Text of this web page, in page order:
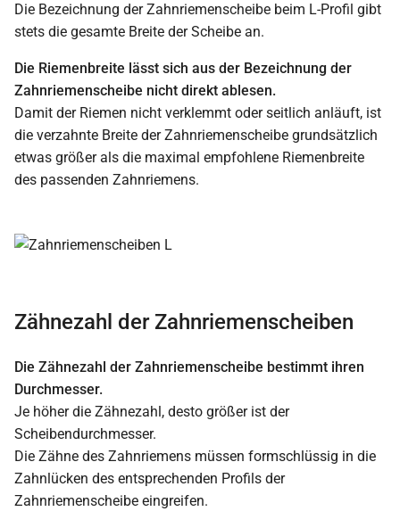
Die Bezeichnung der Zahnriemenscheibe beim L-Profil gibt
stets die gesamte Breite der Scheibe an.
Die Riemenbreite lässt sich aus der Bezeichnung der
Zahnriemenscheibe nicht direkt ablesen.
Damit der Riemen nicht verklemmt oder seitlich anläuft, ist
die verzahnte Breite der Zahnriemenscheibe grundsätzlich
etwas größer als die maximal empfohlene Riemenbreite
des passenden Zahnriemens.
Zähnezahl der Zahnriemenscheiben
Die Zähnezahl der Zahnriemenscheibe bestimmt ihren
Durchmesser.
Je höher die Zähnezahl, desto größer ist der
Scheibendurchmesser.
Die Zähne des Zahnriemens müssen formschlüssig in die
Zahnlücken des entsprechenden Profils der
Zahnriemenscheibe eingreifen.